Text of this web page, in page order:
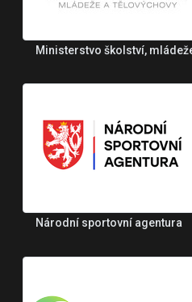
Ministerstvo školství,
Národní sportovní agentura